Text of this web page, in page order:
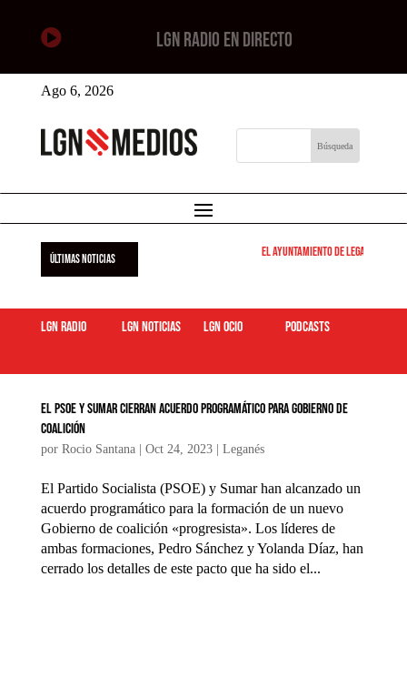
 LGN RADIO EN DIRECTO
Ago 6, 2026
ÚLTIMAS NOTICIAS El Ayuntamiento de Leganés
LGN Radio LGN Noticias LGN ocio podcasts
El PSOE y Sumar cierran acuerdo programático para Gobierno de
coalición
por Rocio Santana| Oct 24, 2023| Leganés
El Partido Socialista (PSOE) y Sumar han alcanzado un
acuerdo programático para la formación de un nuevo
Gobierno de coalición «progresista». Los líderes de
ambas formaciones, Pedro Sánchez y Yolanda Díaz, han
cerrado los detalles de este pacto que ha sido el...